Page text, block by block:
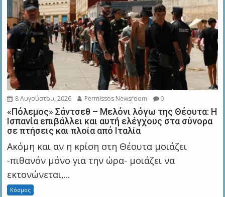
8 Αυγούστου, 2026 Permissos Newsroom 0
«Πόλεμος» Σάντσεθ – Μελόνι λόγω της Θέουτα: Η
Ισπανία επιβάλλει και αυτή ελέγχους στα σύνορα
σε πτήσεις και πλοία από Ιταλία
Ακόμη και αν η κρίση στη Θέουτα μοιάζει
-πιθανόν μόνο για την ώρα- μοιάζει να
εκτονώνεται,...
Κόσμος